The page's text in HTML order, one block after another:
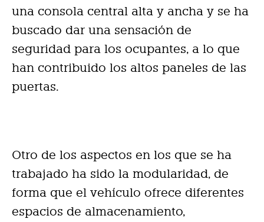
una consola central alta y ancha y se ha
buscado dar una sensación de
seguridad para los ocupantes, a lo que
han contribuido los altos paneles de las
puertas.
Otro de los aspectos en los que se ha
trabajado ha sido la modularidad, de
forma que el vehículo ofrece diferentes
espacios de almacenamiento,